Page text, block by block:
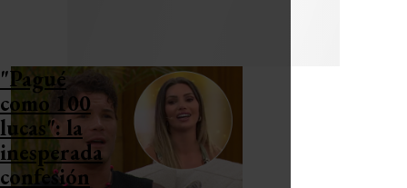
"Pagué
como 100
lucas": la
inesperada
confesión